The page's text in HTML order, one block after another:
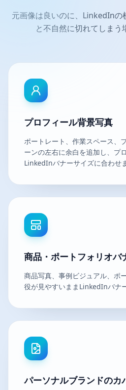
元画像は良いのに、LinkedInの
と不自然に切れてしまう
プロフィール背景写真
ポートレート、作業スペース、
ーンの左右に余白を追加し、プ
LinkedInバナーサイズに合わせ
商品・ポートフォリオバ
商品写真、事例ビジュアル、ポ
役が見やすいままLinkedInバナ
パーソナルブランドのカ